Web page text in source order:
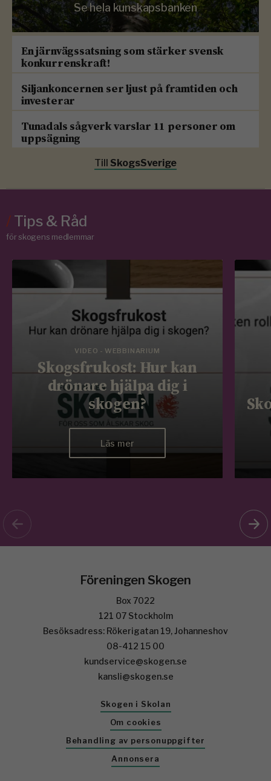
Se hela kunskapsbanken
En järnvägssatsning som stärker svensk
konkurrenskraft!
Siljankoncernen ser ljust på framtiden och
investerar
Tunadals sågverk varslar 11 personer om
uppsägning
Till SkogsSverige
/Tips & Råd
för skogens medlemmar
VIDEO - WEBBINARIUM
Skogsfrukost: Hur kan
drönare hjälpa dig i
skogen?
Läs mer
Föreningen Skogen
Box 7022
121 07 Stockholm
Besöksadress: Rökerigatan 19, Johanneshov
08-412 15 00
kundservice@skogen.se
kansli@skogen.se
Skogen i Skolan
Om cookies
Behandling av personuppgifter
Annonsera